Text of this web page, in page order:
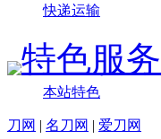
快递运输
特色服务
本站特色
刀网 | 名刀网 | 爱刀网